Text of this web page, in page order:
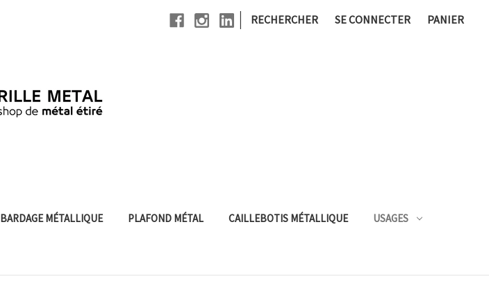
| RECHERCHER SE CONNECTER PANIER
BARDAGE MÉTALLIQUE PLAFOND MÉTAL CAILLEBOTIS MÉTALLIQUE USAGES